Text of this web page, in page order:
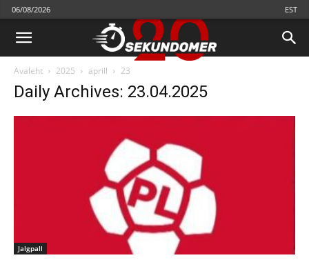
06/08/2026 EST
Avaleht 2025 aprill 23
Daily Archives: 23.04.2025
Jalgpall